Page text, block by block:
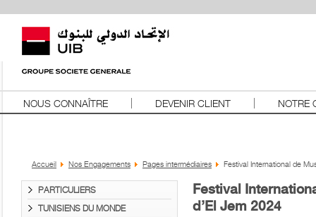
NOUS CONNAÎTRE DEVENIR CLIENT NOTRE
Accueil Nos Engagements Pages intermédiaires Festival International de
PARTICULIERS
TUNISIENS DU MONDE
Festival
d’El Jem 2024